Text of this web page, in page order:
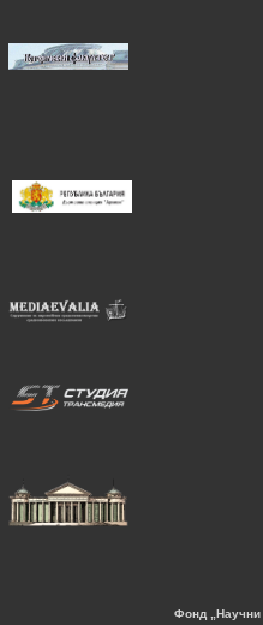
Фонд „Научни